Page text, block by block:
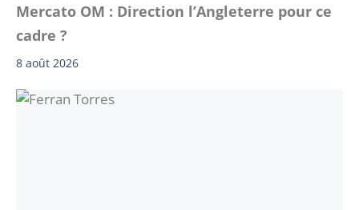
Mercato OM : Direction l’Angleterre pour ce
cadre ?
8 août 2026